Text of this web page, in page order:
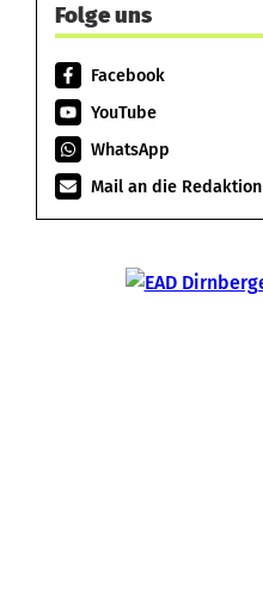
Folge uns
Facebook
YouTube
WhatsApp
Mail an die Redaktion